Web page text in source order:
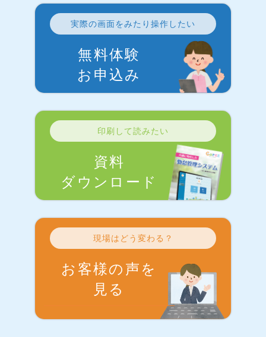
実際の画面をみたり操作したい
無料体験
お申込み
印刷して読みたい
資料
ダウンロード
現場はどう変わる？
お客様の声を
見る